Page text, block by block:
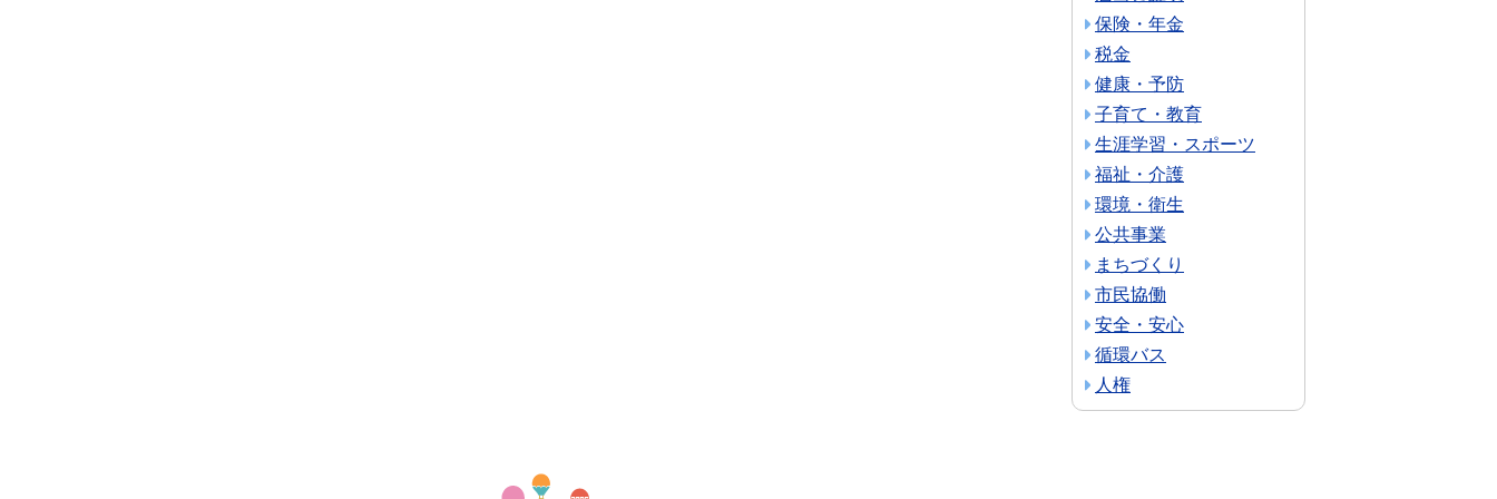
保険・年金
税金
健康・予防
子育て・教育
生涯学習・スポーツ
福祉・介護
環境・衛生
公共事業
まちづくり
市民協働
安全・安心
循環バス
人権